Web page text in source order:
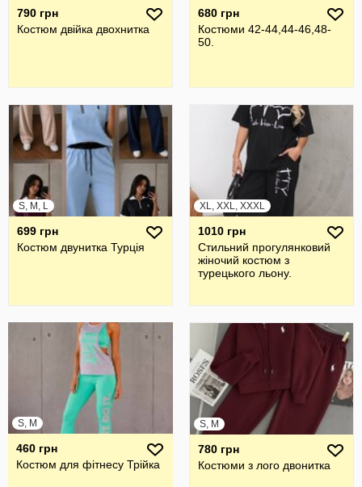
790 грн
Костюм двійка двохнитка
680 грн
Костюми 42-44,44-46,48-
50.
S, M, L
699 грн
Костюм двунитка Турція
XL, XXL, XXXL
1010 грн
Стильний прогулянковий
жiночий костюм з
турецького льону.
S, M
460 грн
Костюм для фітнесу Трійка
S, M
780 грн
Костюми з лого двонитка